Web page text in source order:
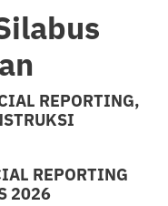
REPORTING,
REPORTING
2026